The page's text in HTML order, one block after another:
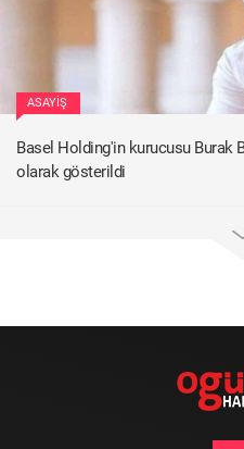
ASAYIŞ
Basel Holding'in kurucusu Burak
olarak gösterildi